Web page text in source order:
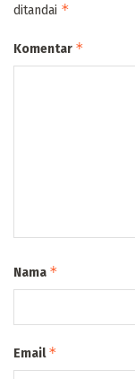
ditandai *
Komentar *
Nama *
Email*